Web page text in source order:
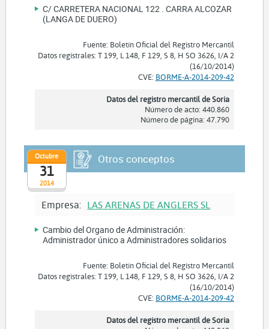
C/ CARRETERA NACIONAL 122 . CARRA ALCOZAR
(LANGA DE DUERO)
Fuente: Boletín Oficial del Registro Mercantil
Datos registrales: T 199, L 148, F 129, S 8, H SO 3626, I/A 2
(16/10/2014)
CVE: BORME-A-2014-209-42
Datos del registro mercantil de Soria
Número de acto: 440.860
Número de página: 47.790
2014
Octubre
31
Otros conceptos
Empresa: LAS ARENAS DE ANGLERS SL
Cambio del Organo de Administración:
Administrador único a Administradores solidarios
Fuente: Boletín Oficial del Registro Mercantil
Datos registrales: T 199, L 148, F 129, S 8, H SO 3626, I/A 2
(16/10/2014)
CVE: BORME-A-2014-209-42
Datos del registro mercantil de Soria